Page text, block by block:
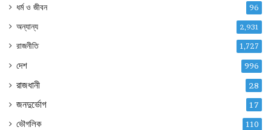
ধর্ম ও জীবন 96
অন্যান্য 2,931
রাজনীতি 1,727
দেশ 996
রাজধানী 28
জনদুর্ভোগ 17
ভৌগলিক 110